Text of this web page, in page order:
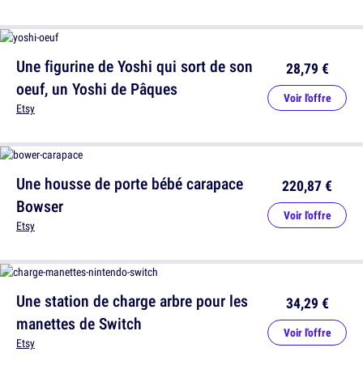
Une housse de porte bébé carapace
Bowser
Etsy
220,87 €
Voir l'offre
Une station de charge arbre pour les
manettes de Switch
Etsy
34,29 €
Voir l'offre
Une figurine de Yoshi qui sort de son
oeuf, un Yoshi de Pâques
Etsy
28,79 €
Voir l'offre